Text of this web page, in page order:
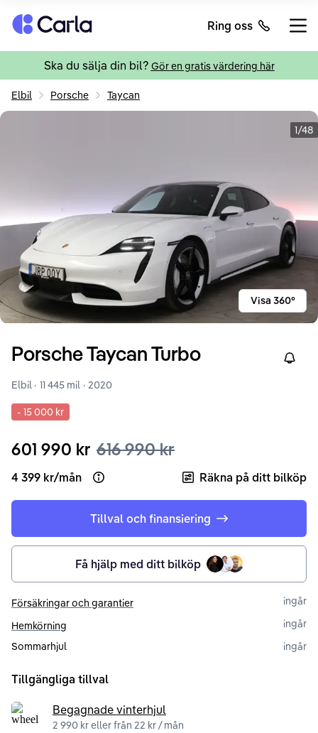
Tillbaka till startsidan Ring oss
Ska du sälja din bil? Gör en gratis värdering här
Elbil Porsche Taycan
1/48
Visa 360°
PorscheTaycanTurbo Right
Elbil · 11 445 mil · 2020
- 15 000 kr
601 990 kr 616 990 kr
4 399 kr/mån Open loan example Räkna på ditt bilköp
Tillval och finansiering
Få hjälp med ditt bilköp
Försäkringar och garantier
ingår
Hemkörning
ingår
Sommarhjul
ingår
Tillgängliga tillval
Begagnade vinterhjul
2 990 kr eller från 22 kr / mån